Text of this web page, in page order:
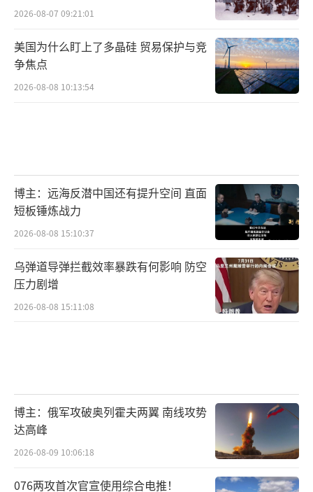
2026-08-07 09:21:01
美国为什么盯上了多晶硅 贸易保护与竞
争焦点
2026-08-08 10:13:54
博主：远海反潜中国还有提升空间 直面
短板锤炼战力
2026-08-08 15:10:37
乌弹道导弹拦截效率暴跌有何影响 防空
压力剧增
2026-08-08 15:11:08
博主：俄军攻破奥列霍夫两翼 南线攻势
达高峰
2026-08-09 10:06:18
076两攻首次官宣使用综合电推！